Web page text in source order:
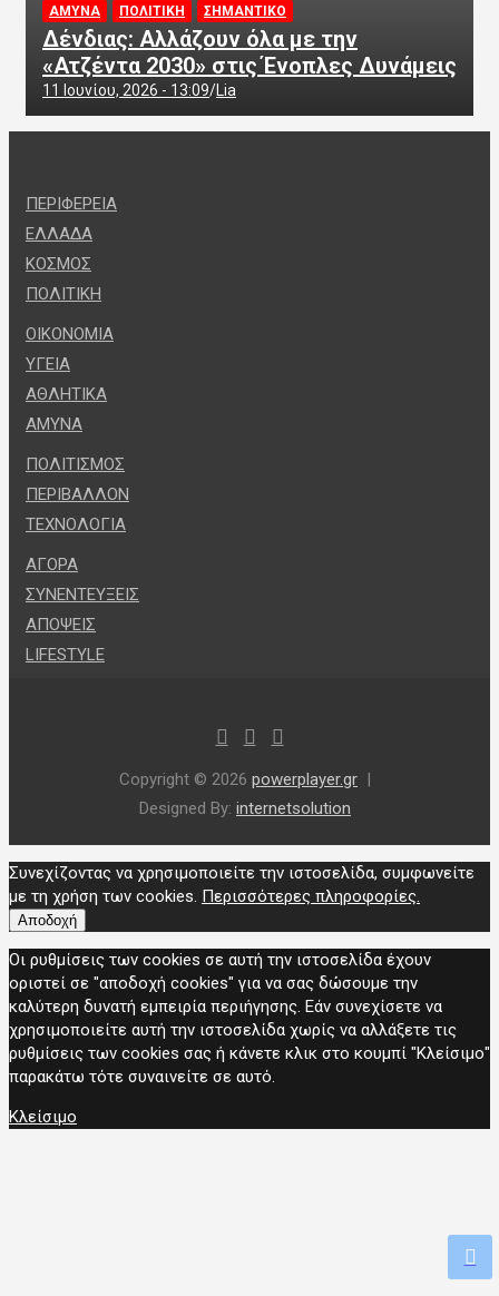
ΑΜΥΝΑ ΠΟΛΙΤΙΚΗ ΣΗΜΑΝΤΙΚΟ
Δένδιας: Αλλάζουν όλα με την
«Ατζέντα 2030» στις Ένοπλες Δυνάμεις
11 Ιουνίου, 2026 - 13:09 Lia
ΠΕΡΙΦΕΡΕΙΑ
ΕΛΛΑΔΑ
ΚΟΣΜΟΣ
ΠΟΛΙΤΙΚΗ
ΟΙΚΟΝΟΜΙΑ
ΥΓΕΙΑ
ΑΘΛΗΤΙΚΑ
ΑΜΥΝΑ
ΠΟΛΙΤΙΣΜΟΣ
ΠΕΡΙΒΑΛΛΟΝ
ΤΕΧΝΟΛΟΓΙΑ
ΑΓΟΡΑ
ΣΥΝΕΝΤΕΥΞΕΙΣ
ΑΠΟΨΕΙΣ
LIFESTYLE
Copyright © 2026 powerplayer.gr
Designed By: internetsolution
Συνεχίζοντας να χρησιμοποιείτε την ιστοσελίδα, συμφωνείτε
με τη χρήση των cookies. Περισσότερες πληροφορίες.
Αποδοχή
Οι ρυθμίσεις των cookies σε αυτή την ιστοσελίδα έχουν
οριστεί σε "αποδοχή cookies" για να σας δώσουμε την
καλύτερη δυνατή εμπειρία περιήγησης. Εάν συνεχίσετε να
χρησιμοποιείτε αυτή την ιστοσελίδα χωρίς να αλλάξετε τις
ρυθμίσεις των cookies σας ή κάνετε κλικ στο κουμπί "Κλείσιμο"
παρακάτω τότε συναινείτε σε αυτό.
Κλείσιμο